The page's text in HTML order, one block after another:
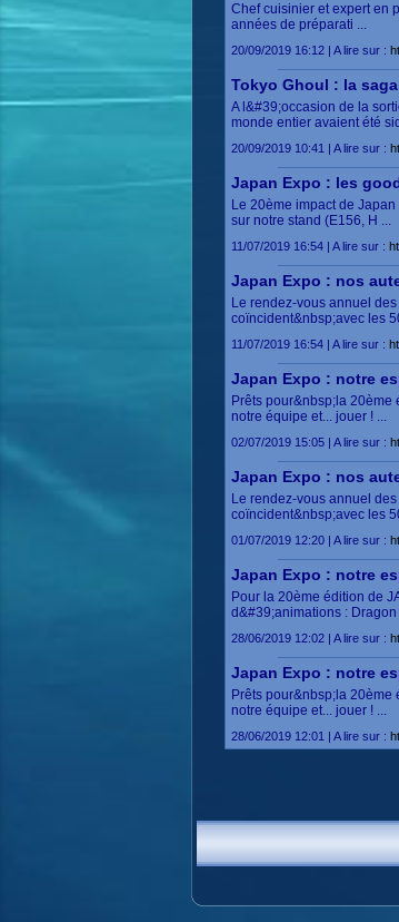
Chef cuisinier et expert en
années de préparati ...
20/09/2019 16:12 | A lire sur :
Tokyo Ghoul : la
A l&#39;occasion de la
monde entier avaient été
20/09/2019 10:41 | A lire sur :
Japan Expo : les
Le 20ème impact de
sur notre stand (E156, H ...
11/07/2019 16:54 | A lire sur :
Japan Expo : nos
Le rendez-vous annuel
coïncident&nbsp;avec les
11/07/2019 16:54 | A lire sur :
Japan Expo : notre
Prêts pour&nbsp;la 20ème
notre équipe et... jouer ! ...
02/07/2019 15:05 | A lire sur :
Japan Expo : nos
Le rendez-vous annuel
coïncident&nbsp;avec les
01/07/2019 12:20 | A lire sur :
Japan Expo : notre
Pour la 20ème édition de
d&#39;animations : Dragon
28/06/2019 12:02 | A lire sur :
Japan Expo : notre
Prêts pour&nbsp;la 20ème
notre équipe et... jouer ! ...
28/06/2019 12:01 | A lire sur :